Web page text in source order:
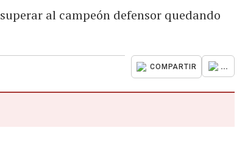
al campeón defensor quedando
COMPARTIR ...